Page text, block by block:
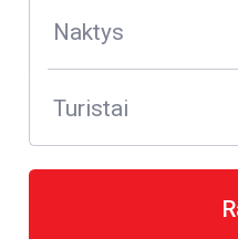
Naktys
Turistai